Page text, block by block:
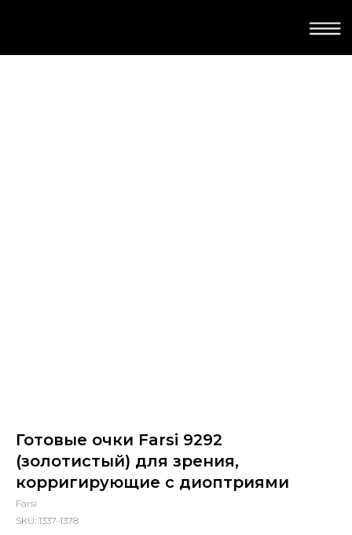
Готовые очки Farsi 9292
(золотистый) для зрения,
корригирующие с диоптриями
Farsi
SKU: 1337-1378